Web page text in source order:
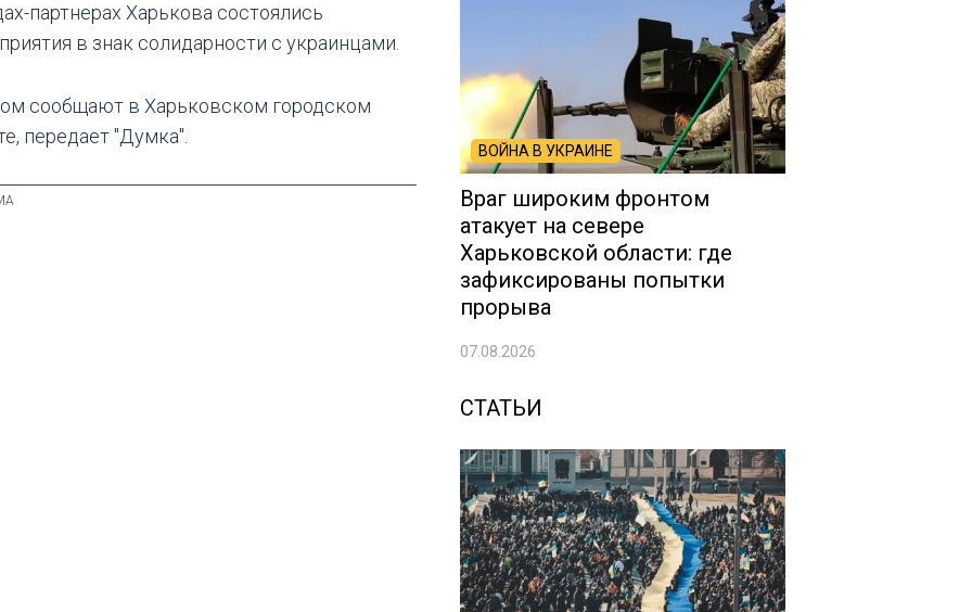
партнерах Харькова состоялись
в знак солидарности с украинцами.
сообщают в Харьковском городском
передает "Думка".
ВОЙНА В УКРАИНЕ
Враг широким фронтом
атакует на севере
Харьковской области: где
зафиксированы попытки
прорыва
07.08.2026
СТАТЬИ